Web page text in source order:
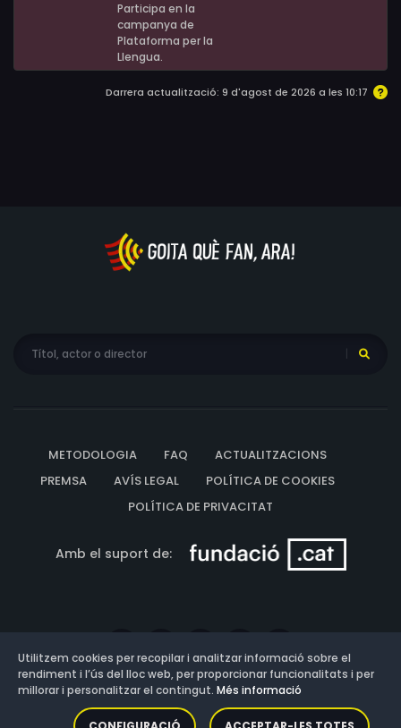
Participa en la
campanya de
Plataforma per la
Llengua.
Darrera actualització: 9 d'agost de 2026 a les 10:17
METODOLOGIA FAQ
ACTUALITZACIONS
PREMSA
AVÍS LEGAL
POLÍTICA DE COOKIES
POLÍTICA DE PRIVACITAT
Amb el suport de:
Versió: 3.13.0.202607011342
Utilitzem cookies per recopilar i analitzar informació sobre el
rendiment i l’ús del lloc web, per proporcionar funcionalitats i per
millorar i personalitzar el contingut. Més informació